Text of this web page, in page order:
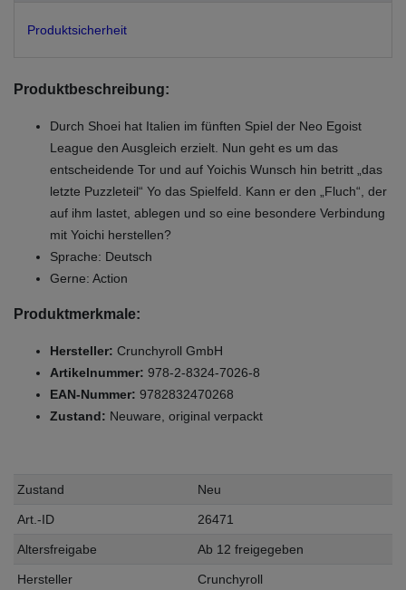
Produktsicherheit
Produktbeschreibung:
Durch Shoei hat Italien im fünften Spiel der Neo Egoist
League den Ausgleich erzielt. Nun geht es um das
entscheidende Tor und auf Yoichis Wunsch hin betritt „das
letzte Puzzleteil“ Yo das Spielfeld. Kann er den „Fluch“, der
auf ihm lastet, ablegen und so eine besondere Verbindung
mit Yoichi herstellen?
Sprache: Deutsch
Gerne: Action
Produktmerkmale:
Hersteller: Crunchyroll GmbH
Artikelnummer: 978-2-8324-7026-8
EAN-Nummer: 9782832470268
Zustand: Neuware, original verpackt
Zustand Neu
Art.-ID 26471
Altersfreigabe Ab 12 freigegeben
Hersteller Crunchyroll